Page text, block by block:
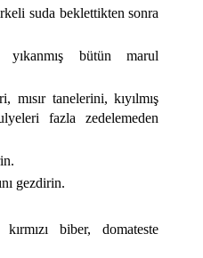
suda beklettikten sonra
yıkanmış bütün marul
tanelerini, kıyılmış
fazla zedelemeden
gezdirin.
biber, domateste